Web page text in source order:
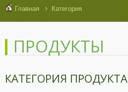
Главная Категория
ПРОДУКТЫ
КАТЕГОРИЯ ПРОДУКТА